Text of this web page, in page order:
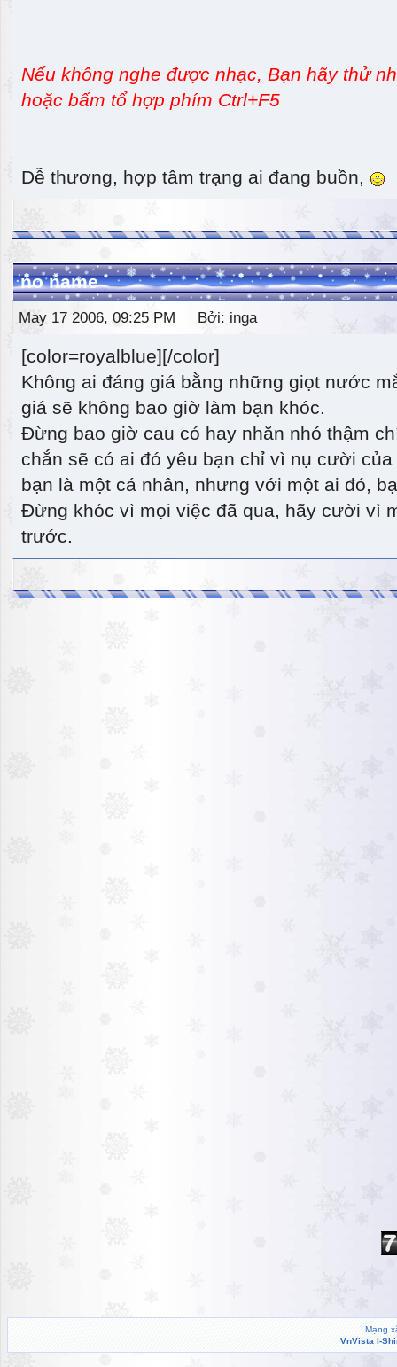
Nếu không nghe được nhạc, Bạn hãy thử
hoặc bấm tổ hợp phím Ctrl+F5
Dễ thương, hợp tâm trạng ai đang buồn,
no name
May 17 2006, 09:25 PM Bởi: inga
[color=royalblue][/color]
Không ai đáng giá bằng những giọt nước
giá sẽ không bao giờ làm bạn khóc.
Đừng bao giờ cau có hay nhăn nhó thậm
chắn sẽ có ai đó yêu bạn chỉ vì nụ cười
bạn là một cá nhân, nhưng với một ai đó,
Đừng khóc vì mọi việc đã qua, hãy cười vì
trước.
Mạng
VnVista I-